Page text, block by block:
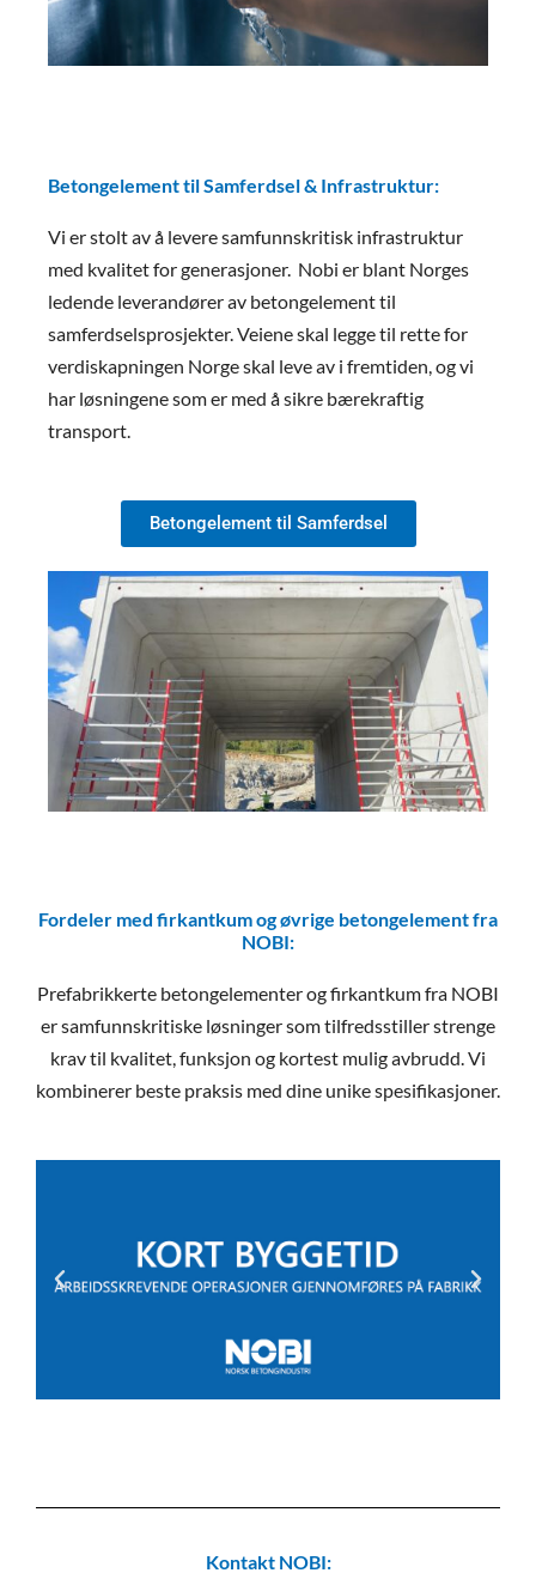
Betongelement til Samferdsel & Infrastruktur:
Vi er stolt av å levere samfunnskritisk infrastruktur
med kvalitet for generasjoner. Nobi er blant Norges
ledende leverandører av betongelement til
samferdselsprosjekter. Veiene skal legge til rette for
verdiskapningen Norge skal leve av i fremtiden, og vi
har løsningene som er med å sikre bærekraftig
transport.
Betongelement til Samferdsel
Fordeler med firkantkum og øvrige betongelement fra
NOBI:
Prefabrikkerte betongelementer og firkantkum fra NOBI
er samfunnskritiske løsninger som tilfredsstiller strenge
krav til kvalitet, funksjon og kortest mulig avbrudd. Vi
kombinerer beste praksis med dine unike spesifikasjoner.
Kontakt NOBI: